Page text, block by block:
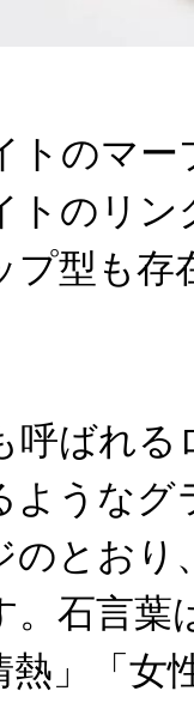
トのマ
トのリ
プ型も存
呼ばれ
ようなグ
のとおり
。石言葉
熱」「女